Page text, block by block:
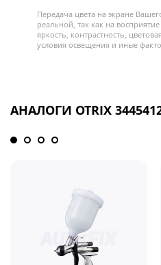
Передача цвета на экране
реальной, так как на
яркость, контрастность,
условия освещения и иные
АНАЛОГИ OTRIX